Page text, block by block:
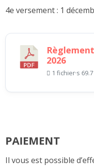
4e versement : 1
2026
1 fichier·s
PAIEMENT
Il vous est possible